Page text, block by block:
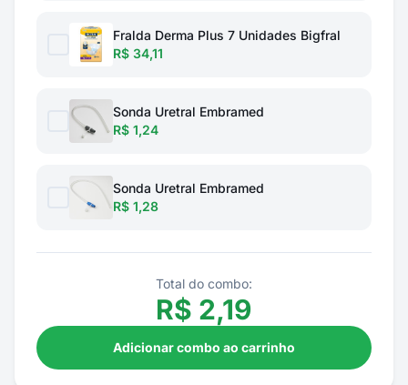
Fralda Derma Plus 7 Unidades Bigfral
R$ 34,11
Sonda Uretral Embramed
R$ 1,24
Sonda Uretral Embramed
R$ 1,28
Total do combo:
R$ 2,19
Adicionar combo ao carrinho